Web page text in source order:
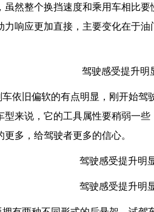
虽然整个换挡速度和乘用车相比
力响应更加直接，主要变化在于
旧偏软的有点明显，刚开始驾
型来说，它的工具属性要稍弱一
多，给驾驶者更多的信心。